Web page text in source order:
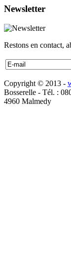
Newsletter
Restons en contact,
Copyright © 2013 -
Bosserelle - Tél. :
4960 Malmedy